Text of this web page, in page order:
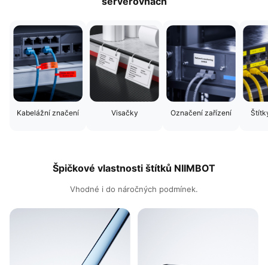
Kabelážní značení Visačky Označení zařízení
Špičkové vlastnosti štítků NIIMBOT
Vhodné i do náročných podmínek.